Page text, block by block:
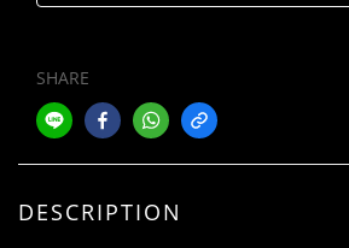
SHARE
DESCRIPTION